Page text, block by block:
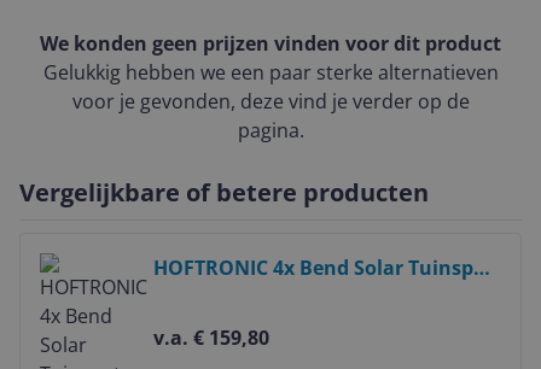
We konden geen prijzen vinden voor dit product
Gelukkig hebben we een paar sterke alternatieven
voor je gevonden, deze vind je verder op de
pagina.
Vergelijkbare of betere producten
HOFTRONIC 4x Bend Solar Tuinspot
Motion Sensor - Up to 10 hours of
burn time - Tiltable - Winter solar -
v.a. € 159,80
Bekijk product